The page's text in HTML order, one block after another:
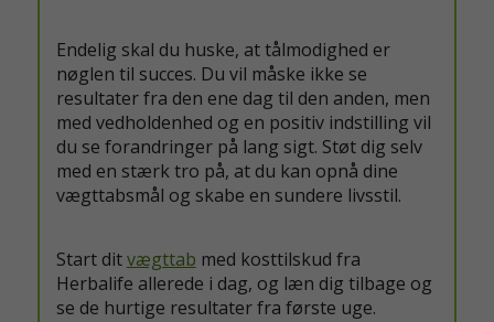
Endelig skal du huske, at tålmodighed er
nøglen til succes. Du vil måske ikke se
resultater fra den ene dag til den anden, men
med vedholdenhed og en positiv indstilling vil
du se forandringer på lang sigt. Støt dig selv
med en stærk tro på, at du kan opnå dine
vægttabsmål og skabe en sundere livsstil.
Start ditvægttab med kosttilskud fra
Herbalife allerede i dag, og læn dig tilbage og
se de hurtige resultater fra første uge.